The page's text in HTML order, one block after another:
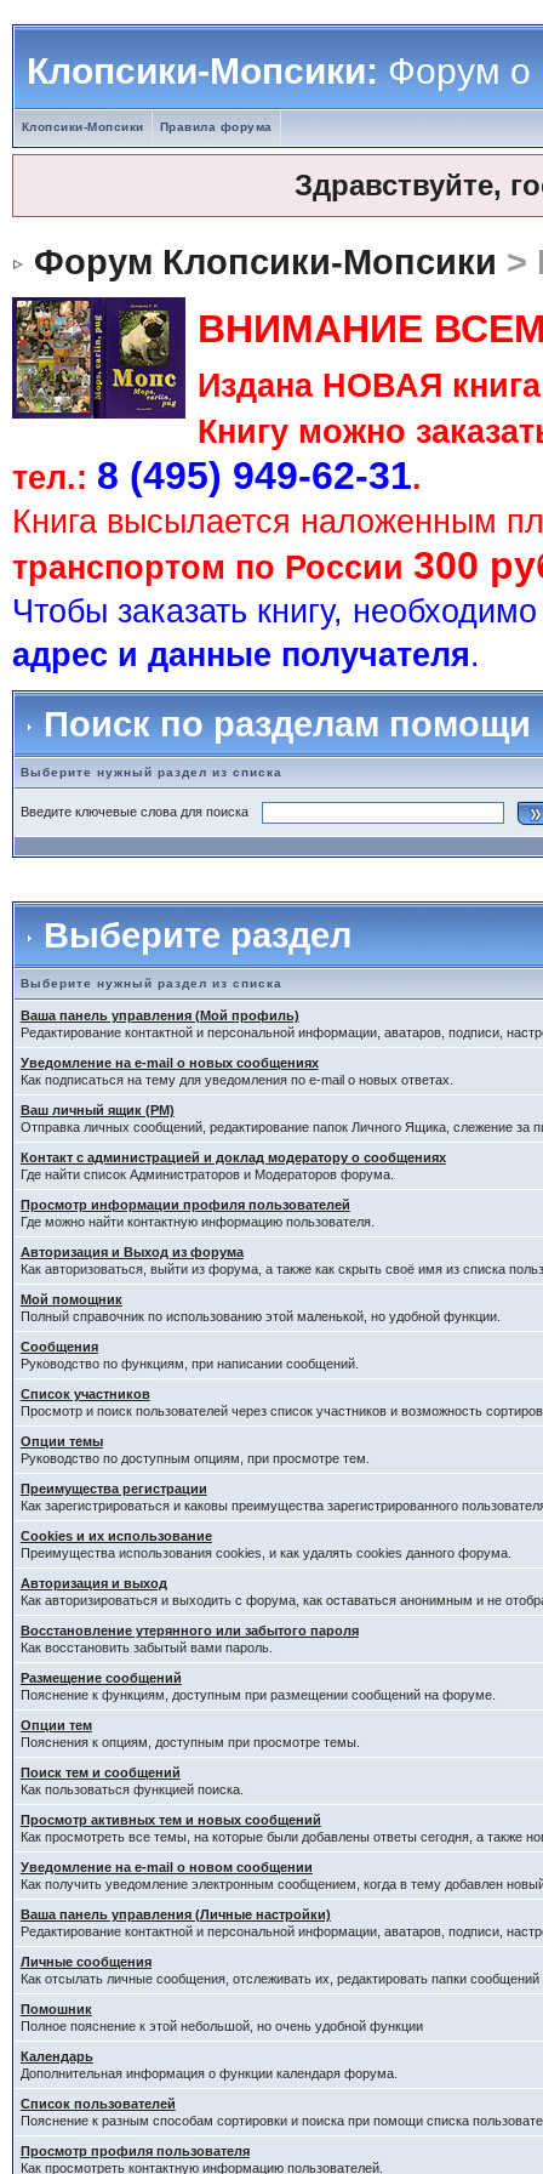
Клопсики-Мопсики:Форум о
Клопсики-Мопсики Правила форума
Здравствуйте,
Форум Клопсики-Мопсики >
ВНИМАНИЕ
Издана НОВАЯ
Книгу можно
тел.: 8 (495) 949-62-31.
Книга высылается наложенным
транспортом по России 300
Чтобы заказать книгу,
адрес и данные получателя.
Поиск по разделам помощи
Выберите нужный раздел из списка
Введите ключевые слова для поиска
Выберите раздел
Выберите нужный раздел из списка
Ваша панель управления (Мой профиль)
Редактирование контактной и персональной информации, аватаров, подписи,
Уведомление на e-mail о новых сообщениях
Как подписаться на тему для уведомления по e-mail о новых ответах.
Ваш личный ящик (PM)
Отправка личных сообщений, редактирование папок Личного Ящика, слежение за
Контакт с администрацией и доклад модератору о сообщениях
Где найти список Администраторов и Модераторов форума.
Просмотр информации профиля пользователей
Где можно найти контактную информацию пользователя.
Авторизация и Выход из форума
Как авторизоваться, выйти из форума, а также как скрыть своё имя из списка
Мой помощник
Полный справочник по использованию этой маленькой, но удобной функции.
Сообщения
Руководство по функциям, при написании сообщений.
Список участников
Просмотр и поиск пользователей через список участников и возможность
Опции темы
Руководство по доступным опциям, при просмотре тем.
Преимущества регистрации
Как зарегистрироваться и каковы преимущества зарегистрированного
Cookies и их использование
Преимущества использования cookies, и как удалять cookies данного форума.
Авторизация и выход
Как авторизироваться и выходить с форума, как оставаться анонимным и не
Восстановление утерянного или забытого пароля
Как восстановить забытый вами пароль.
Размещение сообщений
Пояснение к функциям, доступным при размещении сообщений на форуме.
Опции тем
Пояснения к опциям, доступным при просмотре темы.
Поиск тем и сообщений
Как пользоваться функцией поиска.
Просмотр активных тем и новых сообщений
Как просмотреть все темы, на которые были добавлены ответы сегодня, а также
Уведомление на е-mail о новом сообщении
Как получить уведомление электронным сообщением, когда в тему добавлен
Ваша панель управления (Личные настройки)
Редактирование контактной и персональной информации, аватаров, подписи,
Личные сообщения
Как отсылать личные сообщения, отслеживать их, редактировать папки
Помошник
Полное пояснение к этой небольшой, но очень удобной функции
Календарь
Дополнительная информация о функции календаря форума.
Список пользователей
Пояснение к разным способам сортировки и поиска при помощи списка
Просмотр профиля пользователя
Как просмотреть контактную информацию пользователей.